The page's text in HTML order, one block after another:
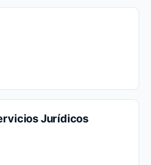
Jurídicos